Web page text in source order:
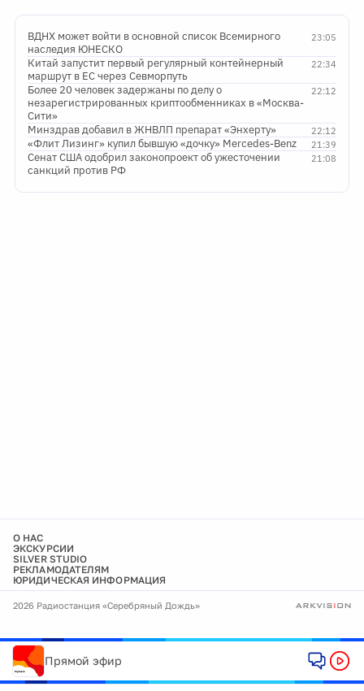
23:05
ВДНХ может войти в основной список Всемирного
наследия ЮНЕСКО
22:34
Китай запустит первый регулярный контейнерный
маршрут в ЕС через Севморпуть
22:12
Более 20 человек задержаны по делу о
незарегистрированных криптообменниках в «Москва-
Сити»
22:12
Минздрав добавил в ЖНВЛП препарат «Энхерту»
21:39
«Флит Лизинг» купил бывшую «дочку» Mercedes-Benz
21:08
Сенат США одобрил законопроект об ужесточении
санкций против РФ
О НАС
ЭКСКУРСИИ
SILVER STUDIO
РЕКЛАМОДАТЕЛЯМ
ЮРИДИЧЕСКАЯ ИНФОРМАЦИЯ
2026 Радиостанция «Серебряный Дождь»
Прямой эфир